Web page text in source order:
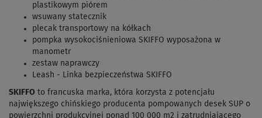
plastikowym piórem
wsuwany statecznik
plecak transportowy na kółkach
pompka wysokociśnieniowa SKIFFO wyposażona w
manometr
zestaw naprawczy
Leash - Linka bezpieczeństwa SKIFFO
SKIFFO to francuska marka, która korzysta z potencjału
największego chińskiego producenta pompowanych desek SUP o
powierzchni produkcyjnej ponad 100 000 m2 i zatrudniającego